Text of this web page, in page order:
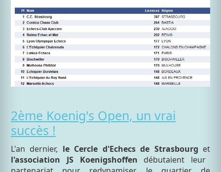
2ème Koenig's Open, un vrai
succès !
L'an dernier, le Cercle d'Echecs de Strasbourg et
l'association JS Koenigshoffen débutaient leur